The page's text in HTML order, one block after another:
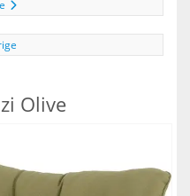
Olive